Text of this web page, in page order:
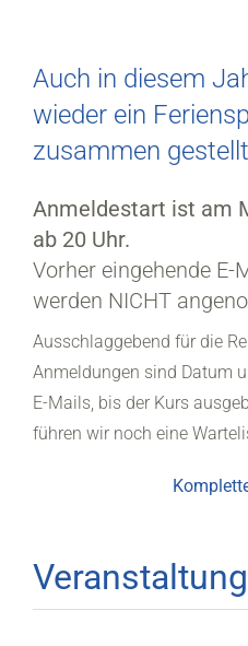
Auch in diesem
wieder ein
zusammen
Anmeldestart ist am
ab 20 Uhr.
Vorher eingehende
werden NICHT
Ausschlaggebend für die
Anmeldungen sind Datum
E-Mails, bis der Kurs
führen wir noch eine